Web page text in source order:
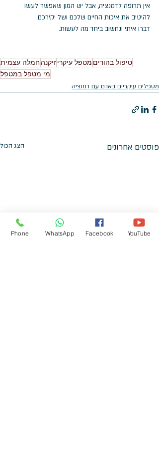
אין תרופה לדמנציה, אבל יש המון שאפשר לעשו
להיטיב את איכות החיים שלכם ושל יקירכם.
דברו איתי ונחשוב ביחד מה לעשות.
טיפול בהורים מטפל עיקריזיקנהחמלה עצמית
מי מטפל במטפל
מטפלים עיקריים באדם עם דמנציה
פוסטים אחרונים הצג הכול
Phone WhatsApp Facebook YouTube